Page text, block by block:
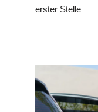
erster Stelle